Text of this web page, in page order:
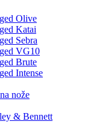
Olive
Katai
Sebra
VG10
Brute
Intense
nože
& Bennett